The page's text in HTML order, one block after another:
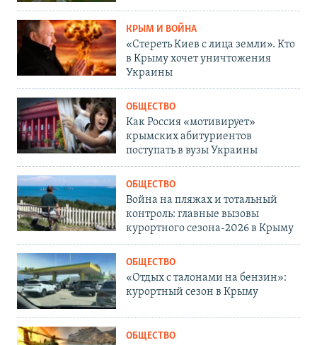
КРЫМ И ВОЙНА
«Стереть Киев с лица земли». Кто
в Крыму хочет уничтожения
Украины
ОБЩЕСТВО
Как Россия «мотивирует»
крымских абитуриентов
поступать в вузы Украины
ОБЩЕСТВО
Война на пляжах и тотальный
контроль: главные вызовы
курортного сезона-2026 в Крыму
ОБЩЕСТВО
«Отдых с талонами на бензин»:
курортный сезон в Крыму
ОБЩЕСТВО